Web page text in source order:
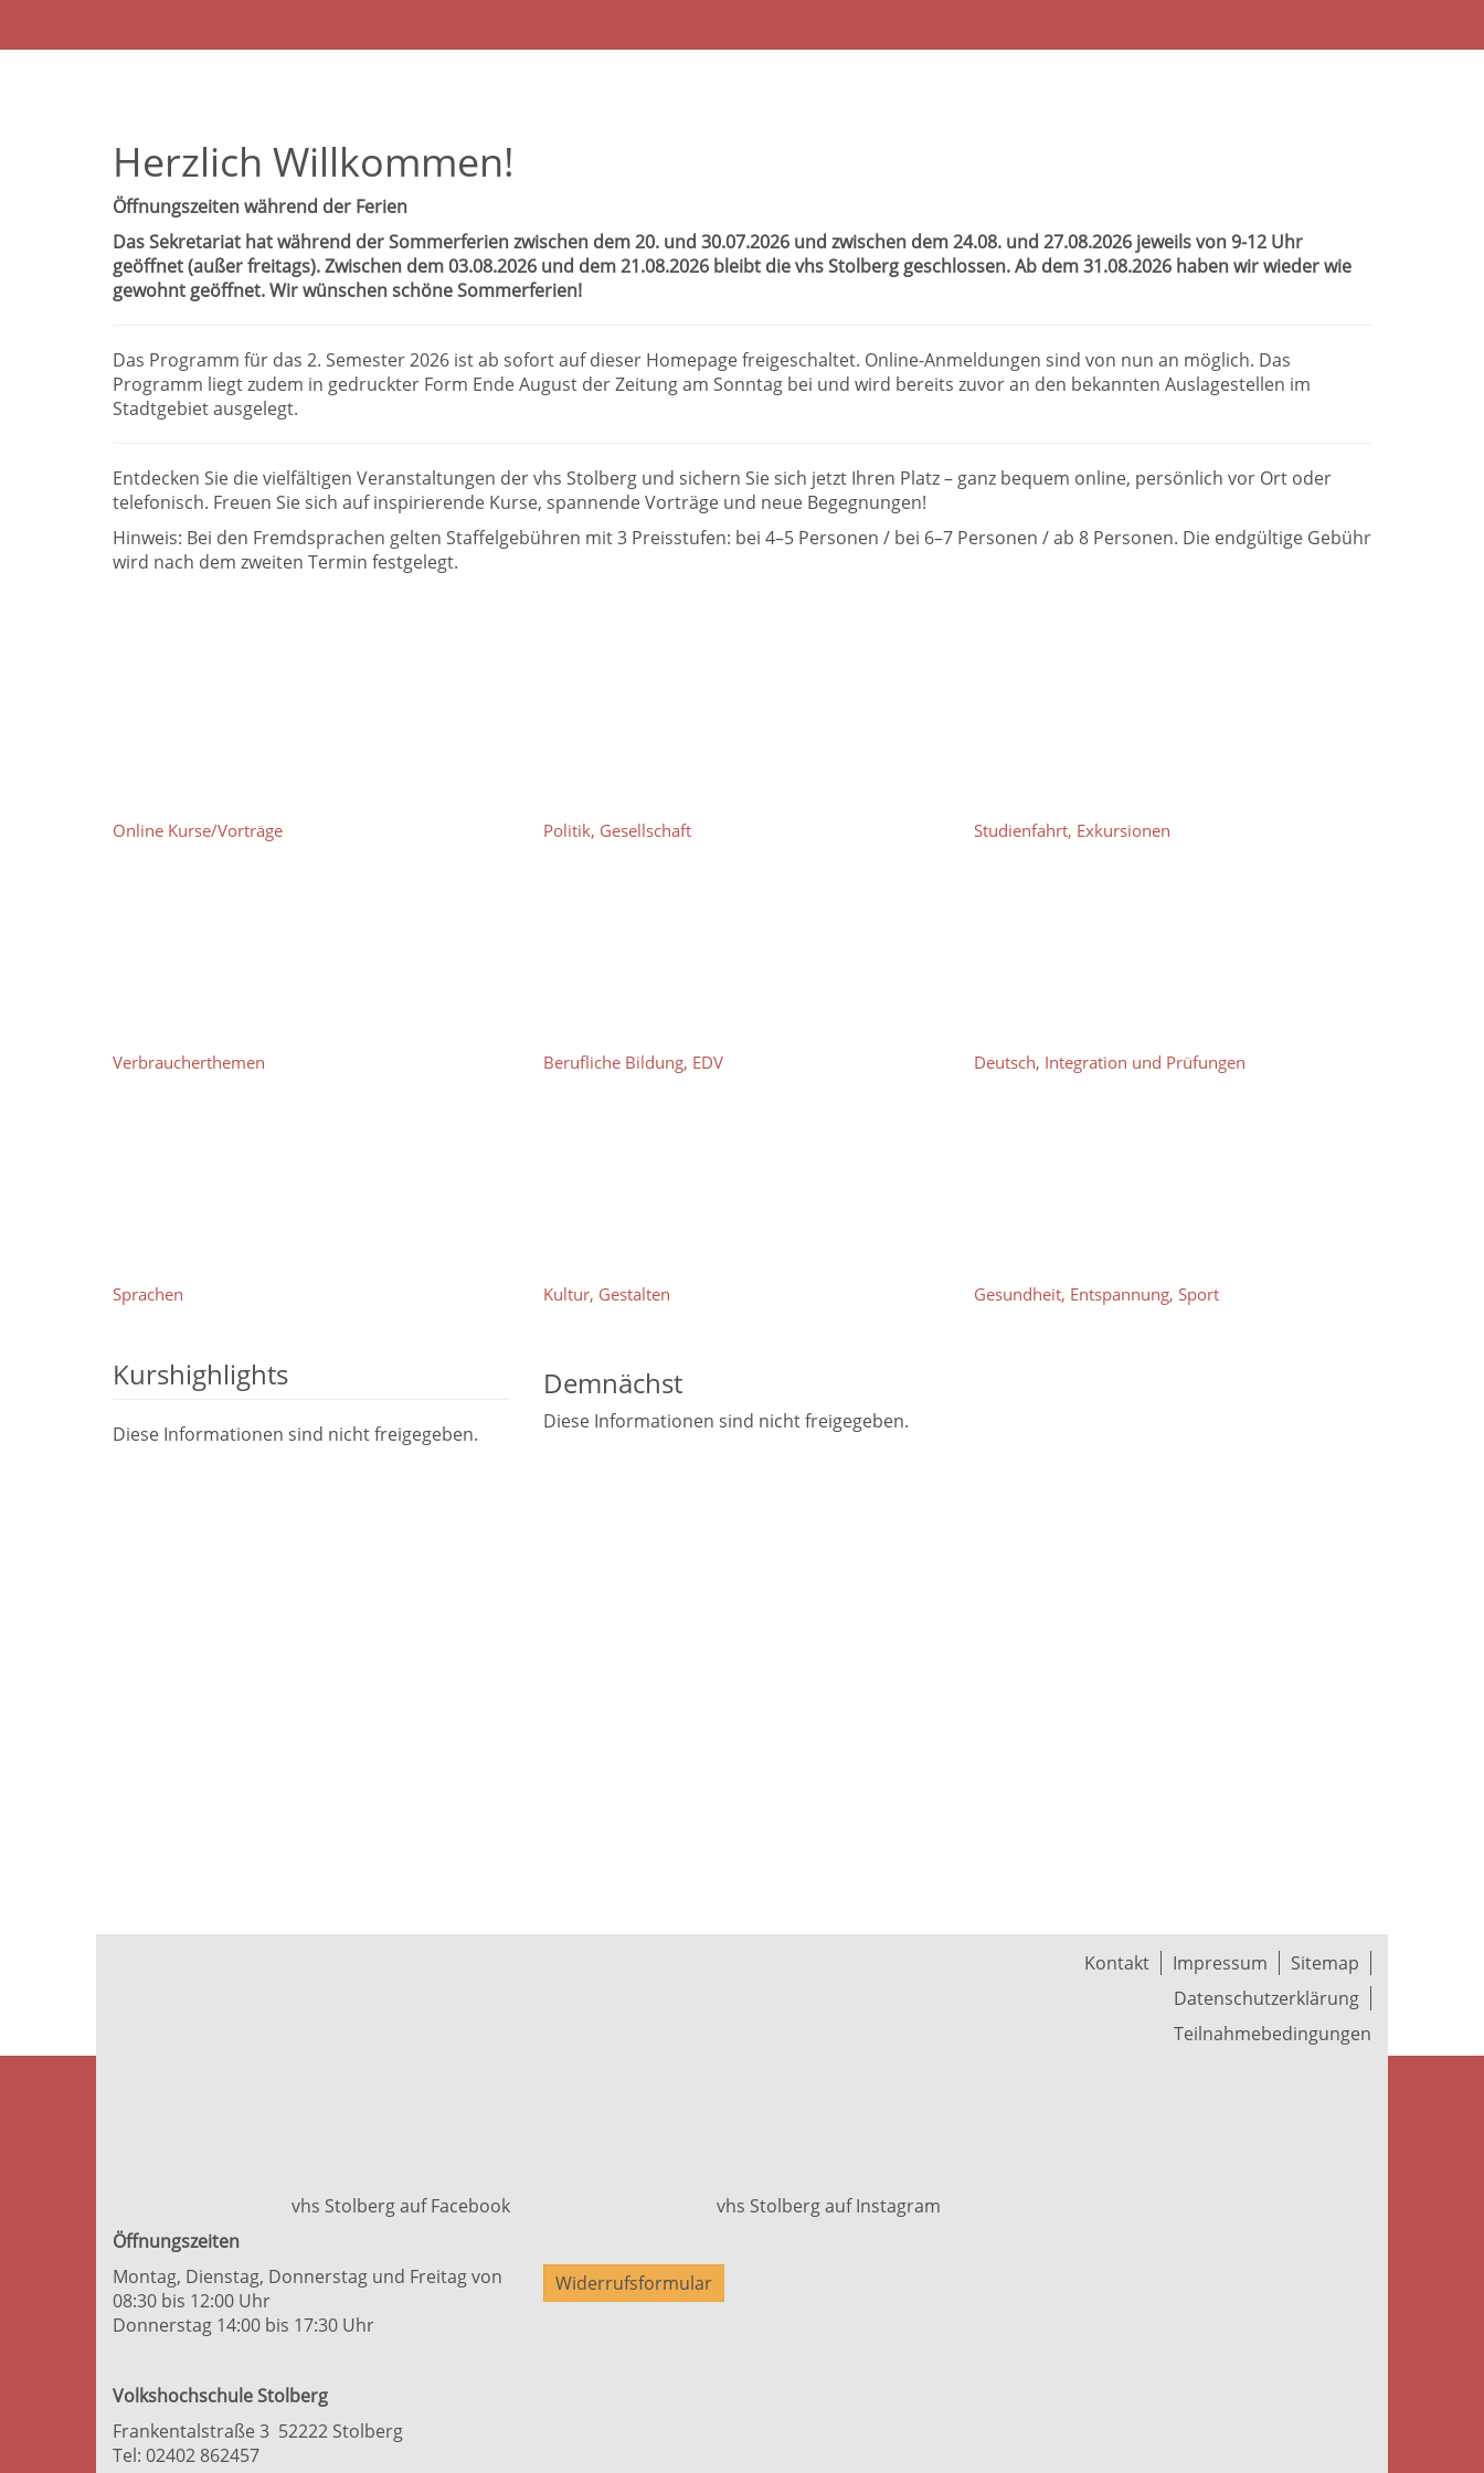
Herzlich Willkommen!
Öffnungszeiten während der Ferien
Das Sekretariat hat während der Sommerferien zwischen dem 20. und 30.07.2026 und zwischen dem 24.08. und 27.08.2026 jeweils von 9-12 Uhr
geöffnet (außer freitags). Zwischen dem 03.08.2026 und dem 21.08.2026 bleibt die vhs Stolberg geschlossen. Ab dem 31.08.2026 haben wir wieder wie
gewohnt geöffnet. Wir wünschen schöne Sommerferien!
Das Programm für das 2. Semester 2026 ist ab sofort auf dieser Homepage freigeschaltet. Online-Anmeldungen sind von nun an möglich. Das
Programm liegt zudem in gedruckter Form Ende August der Zeitung am Sonntag bei und wird bereits zuvor an den bekannten Auslagestellen im
Stadtgebiet ausgelegt.
Entdecken Sie die vielfältigen Veranstaltungen der vhs Stolberg und sichern Sie sich jetzt Ihren Platz – ganz bequem online, persönlich vor Ort oder
telefonisch. Freuen Sie sich auf inspirierende Kurse, spannende Vorträge und neue Begegnungen!
Hinweis: Bei den Fremdsprachen gelten Staffelgebühren mit 3 Preisstufen: bei 4–5 Personen / bei 6–7 Personen / ab 8 Personen. Die endgültige Gebühr
wird nach dem zweiten Termin festgelegt.
Online Kurse/Vorträge
Verbraucherthemen
Sprachen
Politik, Gesellschaft
Berufliche Bildung, EDV
Kultur, Gestalten
Studienfahrt, Exkursionen
Deutsch, Integration und Prüfungen
Gesundheit, Entspannung, Sport
Kurshighlights
Diese Informationen sind nicht freigegeben.
Demnächst
Diese Informationen sind nicht freigegeben.
vhs Stolberg auf Facebook
Öffnungszeiten
Montag, Dienstag, Donnerstag und Freitag von
08:30 bis 12:00 Uhr
Donnerstag 14:00 bis 17:30 Uhr
Volkshochschule Stolberg
Frankentalstraße 3 52222 Stolberg
Tel: 02402 862457
vhs Stolberg auf Instagram
Widerrufsformular
Kontakt Impressum
Sitemap
Datenschutzerklärung
Teilnahmebedingungen